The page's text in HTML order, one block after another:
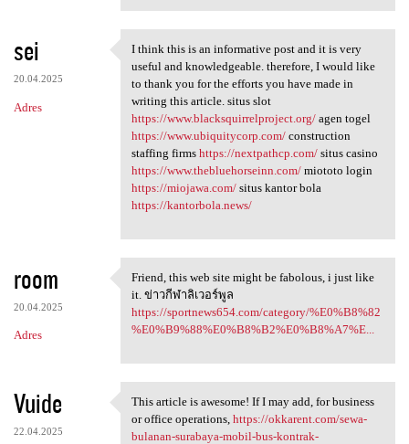
sei
20.04.2025
Adres
I think this is an
I think this is an informative post and it is very
useful and knowledgeable. therefore, I would like
to thank you for the efforts you have made in
writing this article. situs slot
https://www.blacksquirrelproject.org/agen togel
https://www.ubiquitycorp.com/construction
staffing firms https://nextpathcp.com/situs casino
https://www.thebluehorseinn.com/miototo login
https://miojawa.com/situs kantor bola
https://kantorbola.news/
room
20.04.2025
Adres
Friend, this web site might
Friend, this web site might be fabolous, i just like
it. ข่าวกีฬาลิเวอร์พูล
https://sportnews654.com/category/%E0%B8%82
%E0%B9%88%E0%B8%B2%E0%B8%A7%E...
Vuide
22.04.2025
This article is awesome! If I
This article is awesome! If I may add, for business
or office operations, https://okkarent.com/sewa-
bulanan-surabaya-mobil-bus-kontrak-